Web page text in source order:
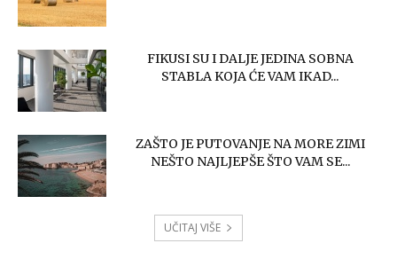
FIKUSI SU I DALJE JEDINA SOBNA
STABLA KOJA ĆE VAM IKAD...
ZAŠTO JE PUTOVANJE NA MORE ZIMI
NEŠTO NAJLJEPŠE ŠTO VAM SE...
UČITAJ VIŠE